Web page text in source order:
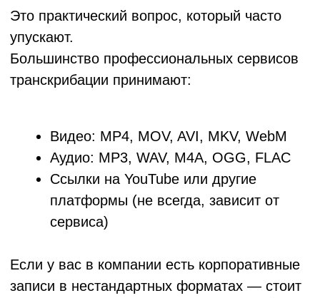
именно такие системы: от выбора движка и
настройки точности под отраслевую лексику
до полноценной интеграции с
востребованных сценариев. Функция